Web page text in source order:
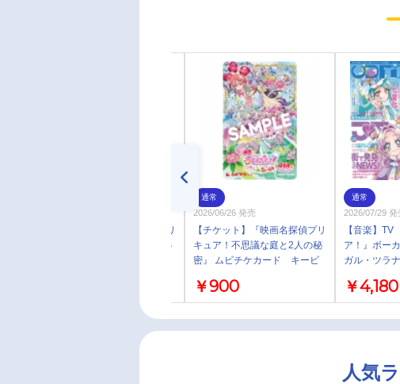
【チケット】『映画名探偵プリ
キュア！不思議な庭と2人の秘
通常
2026/06/26 発売
【チケット】『映画名探偵プリ
キュア！不思議な庭と2人の秘
密』 ムビチケカード キービ
￥900
通常
2026/07/29 発
【音楽】TV
ア！』ボー
ガル・ツラ
￥4,180
人気